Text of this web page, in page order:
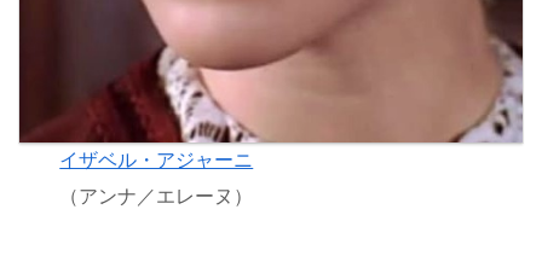
イザベル・アジャーニ
（アンナ／エレーヌ）